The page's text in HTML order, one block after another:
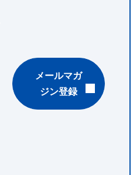
メールマガ
ジン登録